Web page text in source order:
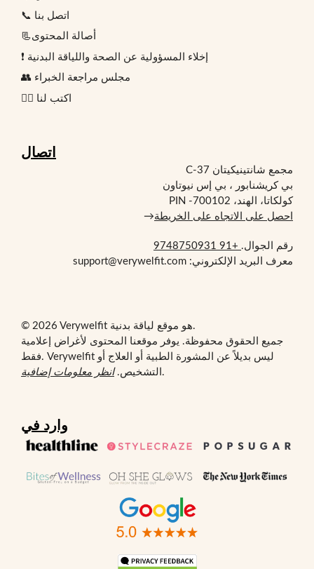
📞 اتصل بنا
📃أصالة المحتوى
❗ إخلاء المسؤولية عن الصحة واللياقة البدنية
👥 مجلس مراجعة الخبراء
✍🏻 اكتب لنا
اتصال
مجمع شانتينيكيتان C-37
بي كريشنابور ، بي إس نيوتاون
كولكاتا، الهند، PIN -700102
احصل على الاتجاه على الخريطة→
رقم الجوال. +91 9748750931
معرف البريد الإلكتروني: support@verywelfit.com
© 2026 Verywelfit هو موقع لياقة بدنية.
جميع الحقوق محفوظة. يوفر موقعنا المحتوى لأغراض إعلامية
فقط. Verywelfit ليس بديلاً عن المشورة الطبية أو العلاج أو
التشخيص.انظر معلومات إضافية .
وارد في